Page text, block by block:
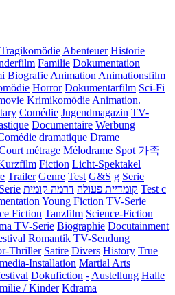
Tragikomödie Abenteuer Historie
Familie Dokumentation
Biografie Animation Animationsfilm
Horror Dokumentarfilm Sci-Fi
Krimikomödie Animation.
Comédie Jugendmagazin TV-
Documentaire Werbung
dramatique Drame
métrage Mélodrame Spot 가족
Fiction Licht-Spektakel
Trailer Genre Test G&S g Serie
קומדיית פעולה דרמה קומית
Test c
Young Fiction TV-Serie
Fiction Tanzfilm Science-Fiction
TV-Serie Biographie Docutainment
Romantik TV-Sendung
Thriller Satire Divers History True
Installation Martial Arts
Dokufiction - Austellung Halle
/ Kinder Kdrama